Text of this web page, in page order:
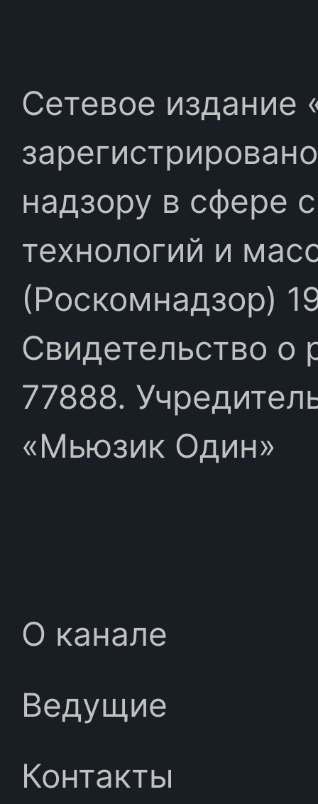
Сетевое издание
надзору в сфере
технологий и
(Роскомнадзор)
Свидетельство
77888.
«Мьюзик Один»
О канале
Ведущие
Контакты